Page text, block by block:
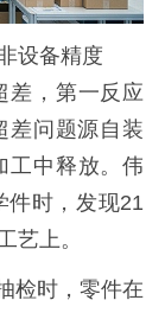
设备精度
差，第一反应
差问题源自装
工中释放。伟
件时，发现21
艺上。
检时，零件在